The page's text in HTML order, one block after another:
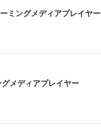
ミングメディアプレイヤー
メディアプレイヤー